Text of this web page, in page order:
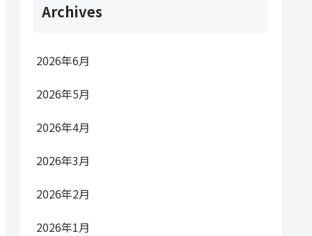
Archives
2026年6月
2026年5月
2026年4月
2026年3月
2026年2月
2026年1月